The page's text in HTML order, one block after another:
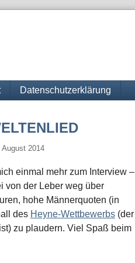
Datenschutzerklärung
2014
einmal mehr zum Interview –
von der Leber weg über
hohe Männerquoten (in
des Heyne-Wettbewerbs (der
zu plaudern. Viel Spaß beim